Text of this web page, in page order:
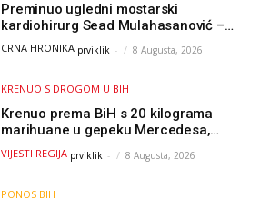
Preminuo ugledni mostarski
kardiohirurg Sead Mulahasanović –
kolege uputile emotivnu oproštajnu
CRNA HRONIKA prviklik - 8 Augusta, 2026
KRENUO S DROGOM U BIH
Krenuo prema BiH s 20 kilograma
marihuane u gepeku Mercedesa,
policija ga uhapsila na granici
VIJESTI REGIJA prviklik - 8 Augusta, 2026
PONOS BIH